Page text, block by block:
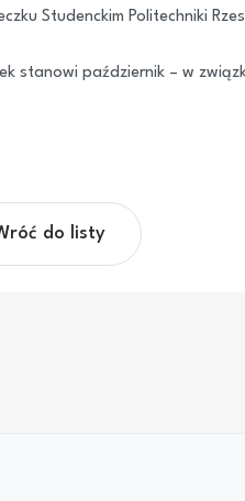
Studenckim Politechniki
stanowi październik – w
do listy